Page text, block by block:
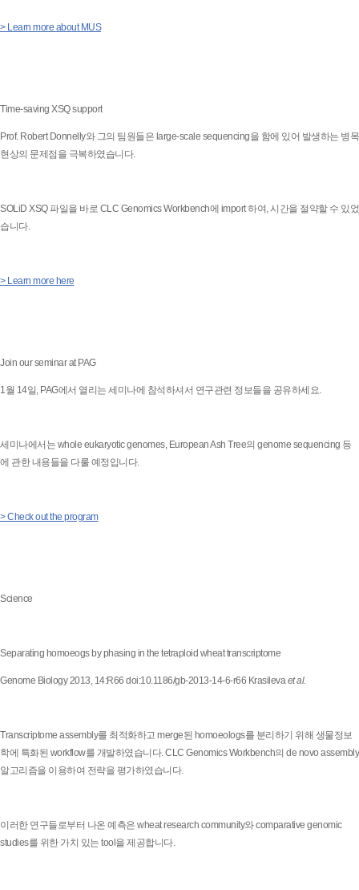
> Learn more about MUS
Time-saving XSQ support
Prof. Robert Donnelly와 그의 팀원들은 large-scale sequencing을 함에 있어 발생하는 병목
현상의 문제점을 극복하였습니다.
SOLiD XSQ 파일을 바로 CLC Genomics Workbench에 import 하여, 시간을 절약할 수 있었
습니다.
> Learn more here
Join our seminar at PAG
1월 14일, PAG에서 열리는 세미나에 참석하셔서 연구관련 정보들을 공유하세요.
세미나에서는 whole eukaryotic genomes, European Ash Tree의 genome sequencing 등
에 관한 내용들을 다룰 예정입니다.
> Check out the program
Science
Separating homoeogs by phasing in the tetraploid wheat transcriptome
Genome Biology 2013, 14:R66 doi:10.1186/gb-2013-14-6-r66 Krasilevaet al.
Transcriptome assembly를 최적화하고 merge된 homoeologs를 분리하기 위해 생물정보
학에 특화된 workflow를 개발하였습니다. CLC Genomics Workbench의 de novo assembly
알고리즘을 이용하여 전략을 평가하였습니다.
이러한 연구들로부터 나온 예측은 wheat research community와 comparative genomic
studies를 위한 가치 있는 tool을 제공합니다.